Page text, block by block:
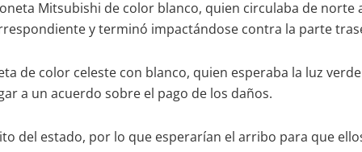
Mitsubishi de color blanco, quien circulaba de
y terminó impactándose contra la parte
de color celeste con blanco, quien esperaba la luz
a un acuerdo sobre el pago de los daños.
del estado, por lo que esperarían el arribo para que